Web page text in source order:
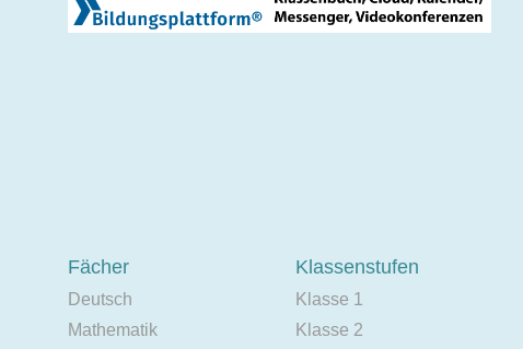
Fächer
Deutsch
Mathematik
Klassenstufen
Klasse 1
Klasse 2